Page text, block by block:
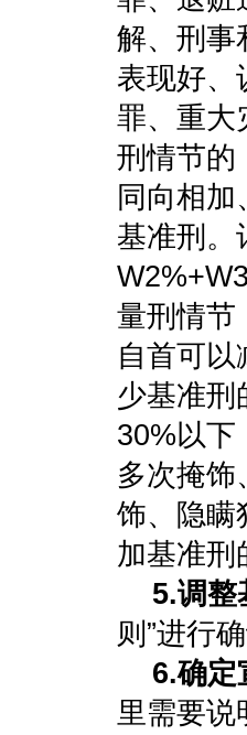
解、刑事
表现好、
罪、重大
刑情节的
同向相
基准刑。
量刑情节
自首可
少基准刑
30%以下
多次掩饰
饰、隐瞒
加基准刑
5.调整
则”进行
6.确定
里需要